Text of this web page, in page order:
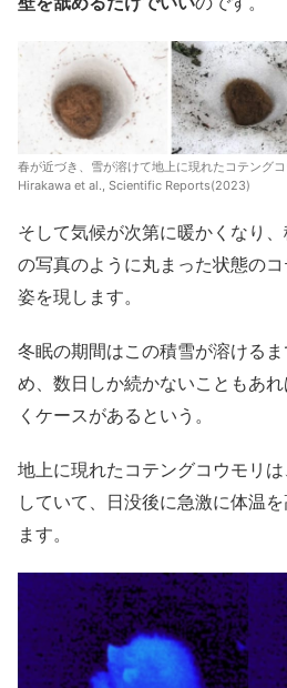
春が近づき、雪が溶けて地上に現れたコテング
Hirakawa et al., Scientific Reports(2023)
そして気候が次第に暖かくなり
の写真のように丸まった状態の
姿を現します。
冬眠の期間はこの積雪が溶ける
め、数日しか続かないこともあ
くケースがあるという。
地上に現れたコテングコウモリ
していて、日没後に急激に体温
ます。